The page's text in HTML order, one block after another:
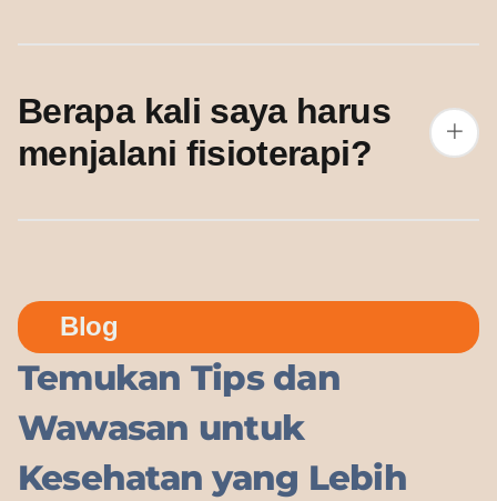
Berapa kali saya harus
menjalani fisioterapi?
Blog
Temukan Tips dan
Wawasan untuk
Kesehatan yang Lebih